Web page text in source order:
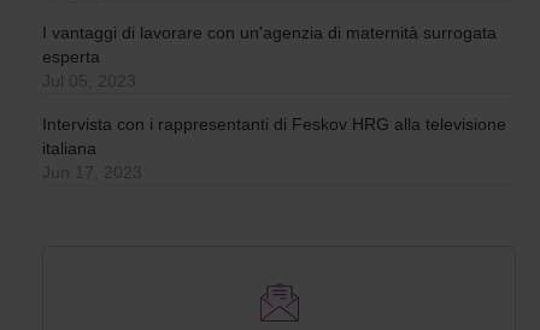
I vantaggi di lavorare con un'agenzia di maternità surrogata
esperta
Jul 05, 2023
Intervista con i rappresentanti di Feskov HRG alla televisione
italiana
Jun 17, 2023